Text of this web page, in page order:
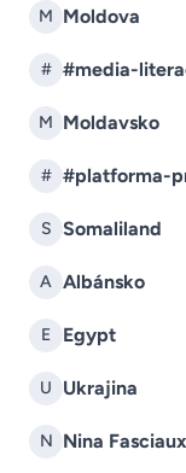
M Moldova
# #media-
M Moldavsko
# #platforma-
S Somaliland
A Albánsko
E Egypt
U Ukrajina
N Nina Fasciaux